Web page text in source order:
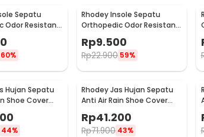
Sepatu
Odor Resistant
60%
Rhodey Insole Sepatu
Orthopedic Odor Resistant
Rp9.500
Rp22.900 59%
Hujan Sepatu
Shoe Cover
Reflector XL - H-
44%
Rhodey Jas Hujan Sepatu
Anti Air Rain Shoe Cover
212
Rp41.200
Rp71.900 43%